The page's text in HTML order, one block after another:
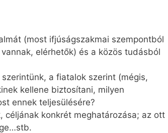
(most ifjúságszakmai szempontból
elérhetők) és a közös tudásból
a fiatalok szerint (mégis,
kellene biztosítani, milyen
ennek teljesülésére?
konkrét meghatározása; az ott